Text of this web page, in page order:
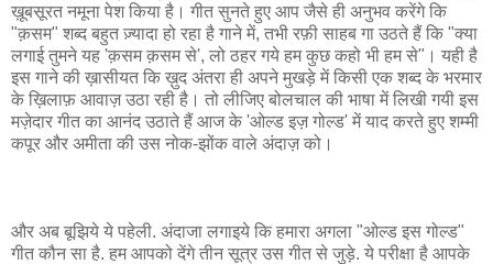
ख़ूबसूरत नमूना पेश किया है। गीत सुनते हुए आप जैसे ही अनुभव करेंगे कि
"क़सम" शब्द बहुत ज़्यादा हो रहा है गाने में, तभी रफ़ी साहब गा उठते हैं कि "क्या
लगाई तुमने यह 'क़सम क़सम से', लो ठहर गये हम कुछ कहो भी हम से"। यही है
इस गाने की ख़ासीयत कि ख़ुद अंतरा ही अपने मुखड़े में किसी एक शब्द के भरमार
के ख़िलाफ़ आवाज़ उठा रही है। तो लीजिए बोलचाल की भाषा में लिखी गयी इस
मज़ेदार गीत का आनंद उठाते हैं आज के 'ओल्ड इज़ गोल्ड' में याद करते हुए शम्मी
कपूर और अमीता की उस नोक-झोंक वाले अंदाज़ को।
और अब बूझिये ये पहेली. अंदाजा लगाइये कि हमारा अगला "ओल्ड इस गोल्ड"
गीत कौन सा है. हम आपको देंगे तीन सूत्र उस गीत से जुड़े. ये परीक्षा है आपके